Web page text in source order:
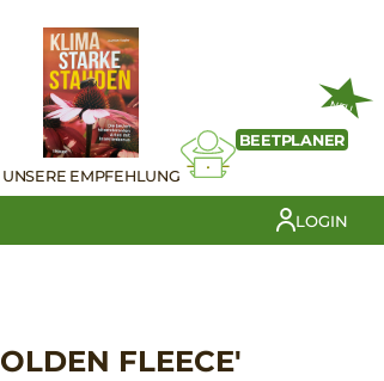
UNSERE EMPFEHLUNG
NEU
BEETPLANER
LOGIN
FLEECE'